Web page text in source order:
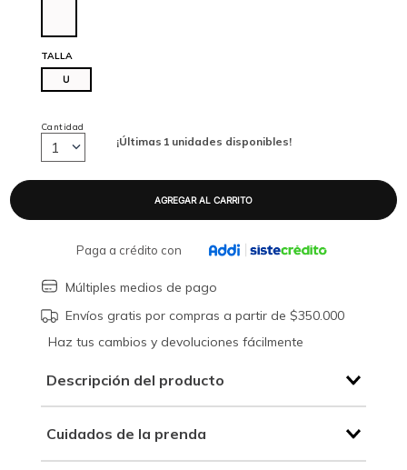
TALLA
U
¡Últimas 1 unidades disponibles!
Cantidad
1
Paga a crédito con
Múltiples medios de pago
Envíos gratis por compras a partir de $350.000
Haz tus cambios y devoluciones fácilmente
Descripción del producto
Cuidados de la prenda